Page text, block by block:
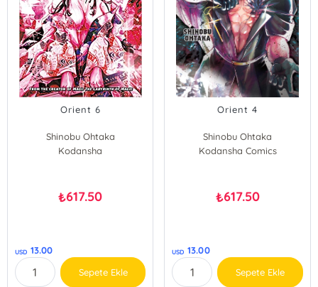
Orient 6
Shinobu Ohtaka
Kodansha
₺617.50
USD 13.00
Sepete Ekle
Orient 4
Shinobu Ohtaka
Kodansha Comics
₺617.50
USD 13.00
Sepete Ekle